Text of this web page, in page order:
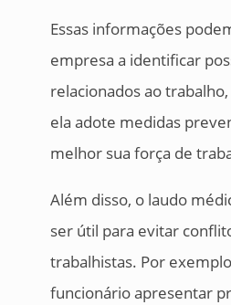
Essas informações
empresa a identificar
relacionados ao
ela adote medidas
melhor sua força de
Além disso, o laudo
ser útil para evitar
trabalhistas. Por
funcionário apresentar